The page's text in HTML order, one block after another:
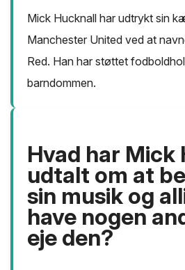
Mick Hucknall har udtrykt sin
Manchester United ved at
Red. Han har støttet
barndommen.
Hvad har Mick
udtalt om at
sin musik og
have nogen
eje den?